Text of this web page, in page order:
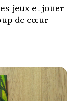
jeux et jouer